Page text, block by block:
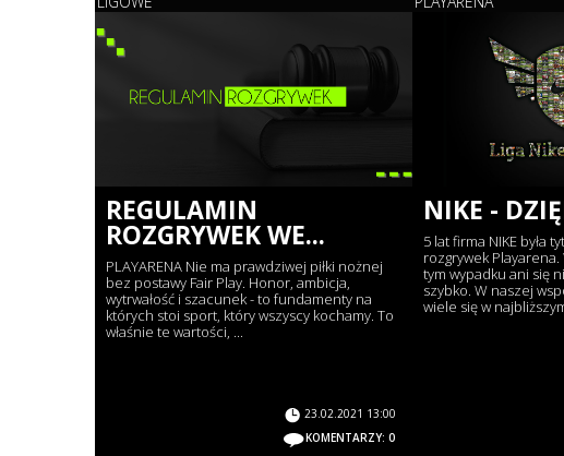
REGULAMIN
ROZGRYWEK WE...
PLAYARENA Nie ma prawdziwej piłki nożnej
bez postawy Fair Play. Honor, ambicja,
wytrwałość i szacunek - to fundamenty na
których stoi sport, który wszyscy kochamy. To
właśnie te wartości, ...
23.02.2021 13:00
KOMENTARZY: 0
NIKE -
5 lat firma NIKE była
rozgrywek
tym wypadku ani się
szybko. W naszej
wiele się w